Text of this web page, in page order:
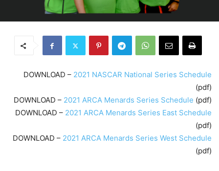
DOWNLOAD – 2021 NASCAR National Series Schedule
(pdf)
DOWNLOAD – 2021 ARCA Menards Series Schedule (pdf)
DOWNLOAD – 2021 ARCA Menards Series East Schedule
(pdf)
DOWNLOAD – 2021 ARCA Menards Series West Schedule
(pdf)